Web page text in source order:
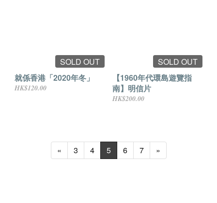
SOLD OUT
就係香港「2020年冬」
HK$120.00
SOLD OUT
【1960年代環島遊覽指
南】明信片
HK$200.00
« 3 4 5 6 7 »